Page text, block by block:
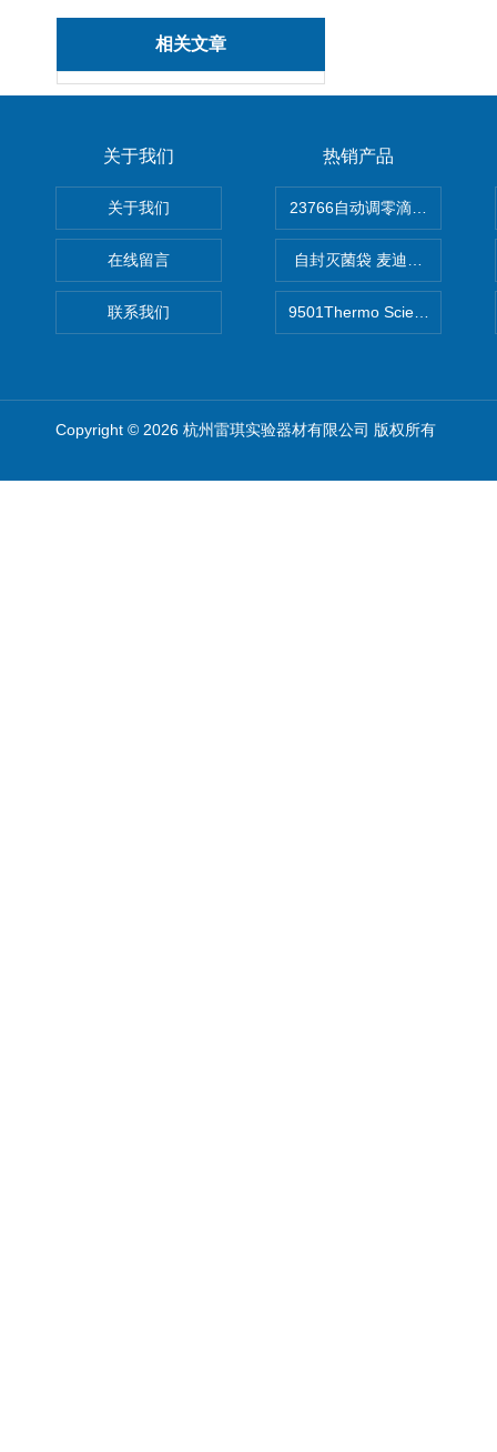
相关文章
关于我们
关于我们
在线留言
联系我们
热销产品
自封灭菌袋 麦迪康Medicom
9501Thermo Scientific S1移
Copyright © 2026 杭州雷琪实验器材有限公司 版权所有